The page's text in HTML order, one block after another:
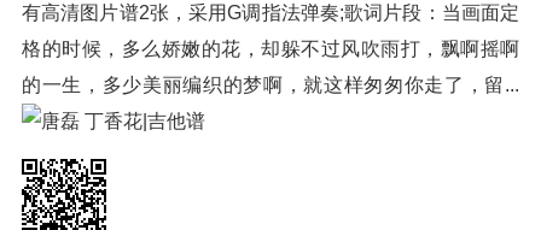
有高清图片谱2张，采用G调指法弹奏;歌词片段：当画面定
格的时候，多么娇嫩的花，却躲不过风吹雨打，飘啊摇啊
的一生，多少美丽编织的梦啊，就这样匆匆你走了，留...